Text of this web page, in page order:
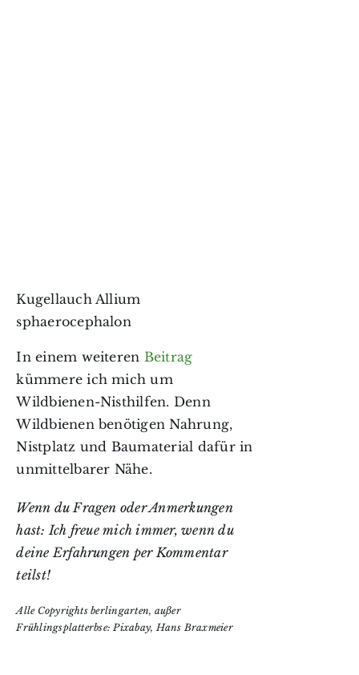
Kugellauch Allium
sphaerocephalon
In einem weiteren Beitrag
kümmere ich mich um
Wildbienen-Nisthilfen. Denn
Wildbienen benötigen Nahrung,
Nistplatz und Baumaterial dafür in
unmittelbarer Nähe.
Wenn du Fragen oder Anmerkungen
hast: Ich freue mich immer, wenn du
deine Erfahrungen per Kommentar
teilst!
Alle Copyrights berlingarten, außer
Frühlingsplatterbse: Pixabay, Hans Braxmeier